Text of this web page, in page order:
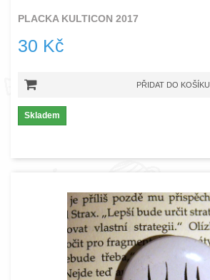
PLACKA KULTICON 2017
30 Kč
PŘIDAT DO KOŠÍKU
Skladem